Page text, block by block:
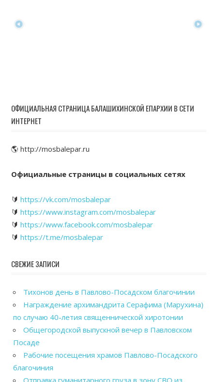
ОФИЦИАЛЬНАЯ СТРАНИЦА БАЛАШИХИНСКОЙ ЕПАРХИИ В СЕТИ
ИНТЕРНЕТ
🌎 http://mosbalepar.ru
Официальные страницы в социальных сетях
🔰 https://vk.com/mosbalepar
🔰 https://www.instagram.com/mosbalepar
🔰 https://www.facebook.com/mosbalepar
🔰 https://t.me/mosbalepar
СВЕЖИЕ ЗАПИСИ
Тихонов день в Павлово-Посадском благочинии
Награждение архимандрита Серафима (Марухина)
по случаю 40-летия священнической хиротонии
Общегородской выпускной вечер в Павловском
Посаде
Рабочие посещения храмов Павлово-Посадского
благочиния